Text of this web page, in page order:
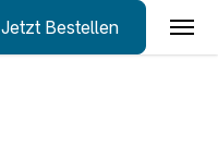
Jetzt Bestellen